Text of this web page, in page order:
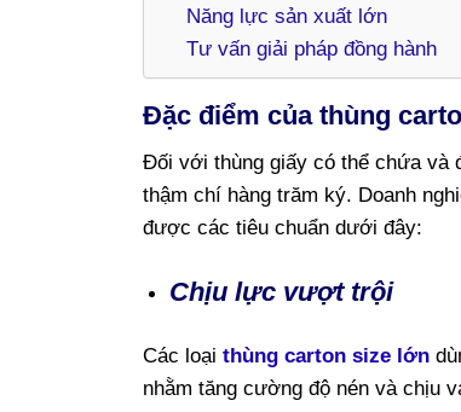
Năng lực sản xuất lớn
Tư vấn giải pháp đồng hành
Đặc điểm của thùng
Đối với thùng giấy có thể chứa và
thậm chí hàng trăm ký. Doanh
được các tiêu chuẩn dưới đây:
Chịu lực vượt trội
Các loại thùng carton size lớn
nhằm tăng cường độ nén và chịu